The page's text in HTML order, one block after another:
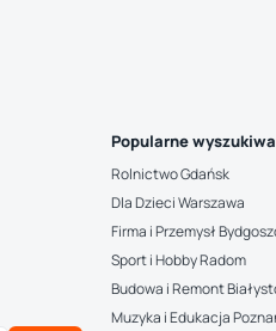
Popularne
Rolnictwo Gdańsk
Dla Dzieci Warszawa
Firma i Przemysł
Sport i Hobby Radom
Budowa i Remont
Muzyka i Edukacja